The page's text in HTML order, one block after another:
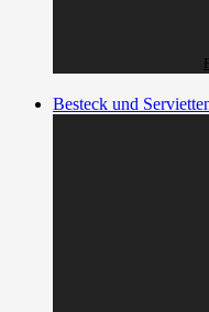
Besteck und